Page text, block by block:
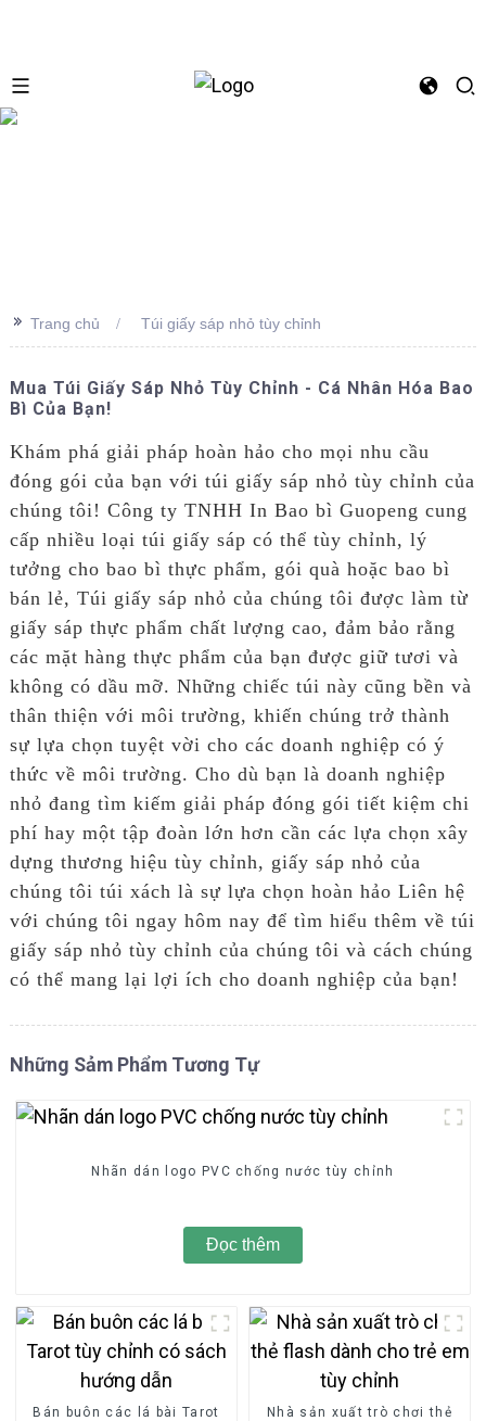
>> Trang chủ Túi giấy sáp nhỏ tùy chỉnh
Mua Túi Giấy Sáp Nhỏ Tùy Chỉnh - Cá Nhân Hóa Bao
Bì Của Bạn!
Khám phá giải pháp hoàn hảo cho mọi nhu cầu
đóng gói của bạn với túi giấy sáp nhỏ tùy chỉnh của
chúng tôi! Công ty TNHH In Bao bì Guopeng cung
cấp nhiều loại túi giấy sáp có thể tùy chỉnh, lý
tưởng cho bao bì thực phẩm, gói quà hoặc bao bì
bán lẻ, Túi giấy sáp nhỏ của chúng tôi được làm từ
giấy sáp thực phẩm chất lượng cao, đảm bảo rằng
các mặt hàng thực phẩm của bạn được giữ tươi và
không có dầu mỡ. Những chiếc túi này cũng bền và
thân thiện với môi trường, khiến chúng trở thành
sự lựa chọn tuyệt vời cho các doanh nghiệp có ý
thức về môi trường. Cho dù bạn là doanh nghiệp
nhỏ đang tìm kiếm giải pháp đóng gói tiết kiệm chi
phí hay một tập đoàn lớn hơn cần các lựa chọn xây
dựng thương hiệu tùy chỉnh, giấy sáp nhỏ của
chúng tôi túi xách là sự lựa chọn hoàn hảo Liên hệ
với chúng tôi ngay hôm nay để tìm hiểu thêm về túi
giấy sáp nhỏ tùy chỉnh của chúng tôi và cách chúng
có thể mang lại lợi ích cho doanh nghiệp của bạn!
Những Sảm Phẩm Tương Tự
Nhãn dán logo PVC chống nước tùy chỉnh
Đọc thêm
Bán buôn các lá bài Tarot
Nhà sản xuất trò chơi thẻ